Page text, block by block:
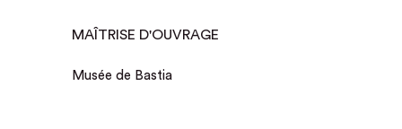
MAÎTRISE D'OUVRAGE
Musée de Bastia